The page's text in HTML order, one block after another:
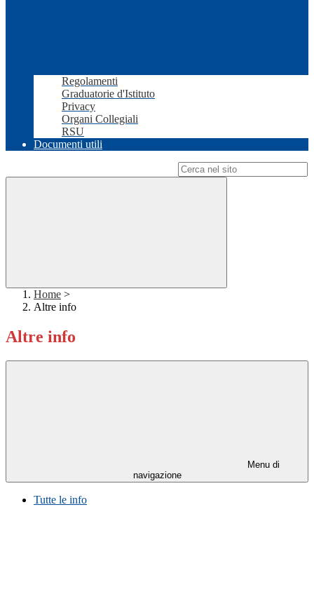
Regolamenti
Graduatorie d'Istituto
Privacy
Organi Collegiali
RSU
Documenti utili
Home >
Altre info
Altre info
Menu di
navigazione
Tutte le info